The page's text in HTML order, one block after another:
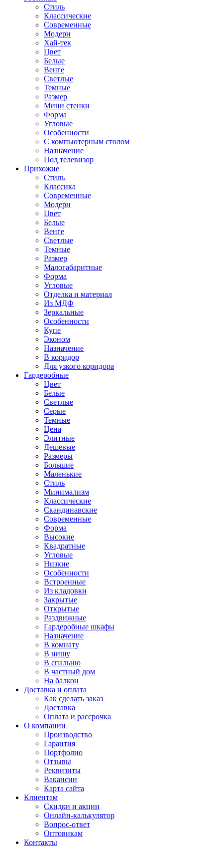
Стиль
Классические
Современные
Модерн
Хай-тек
Цвет
Белые
Венге
Светлые
Темные
Размер
Мини стенки
Форма
Угловые
Особенности
С компьютерным столом
Назначение
Под телевизор
Прихожие
Стиль
Классика
Современные
Модерн
Цвет
Белые
Венге
Светлые
Темные
Размер
Малогабаритные
Форма
Угловые
Отделка и материал
Из МДФ
Зеркальные
Особенности
Купе
Эконом
Назначение
В коридор
Для узкого коридора
Гардеробные
Цвет
Белые
Светлые
Серые
Темные
Цена
Элитные
Дешевые
Размеры
Большие
Маленькие
Стиль
Минимализм
Классические
Скандинавские
Современные
Форма
Высокие
Квадратные
Угловые
Низкие
Особенности
Встроенные
Из кладовки
Закрытые
Открытые
Раздвижные
Гардеробные шкафы
Назначение
В комнату
В нишу
В спальню
В частный дом
На балкон
Доставка и оплата
Как сделать заказ
Доставка
Оплата и рассрочка
О компании
Производство
Гарантия
Портфолио
Отзывы
Реквизиты
Вакансии
Карта сайта
Клиентам
Скидки и акции
Онлайн-калькулятор
Вопрос-ответ
Оптовикам
Контакты